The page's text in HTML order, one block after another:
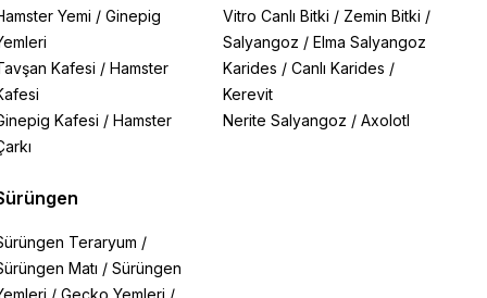
Yemi / Ginepig
Kafesi / Hamster
Kafesi / Hamster
Teraryum /
Matı / Sürüngen
/ Gecko Yemleri /
Vitro Canlı Bitki / Zemin Bitki /
Salyangoz /Elma Salyangoz
Karides /Canlı Karides /
Kerevit
Nerite Salyangoz /Axolotl